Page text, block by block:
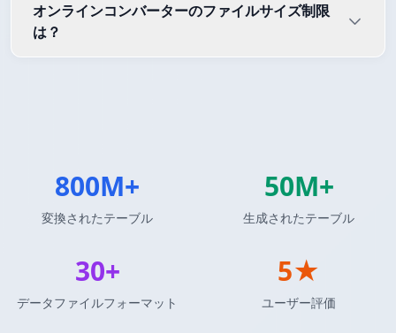
オンラインコンバーターのファイルサイズ制限
は？
800M+
変換されたテーブル
50M+
生成されたテーブル
30+
データファイルフォーマット
5★
ユーザー評価